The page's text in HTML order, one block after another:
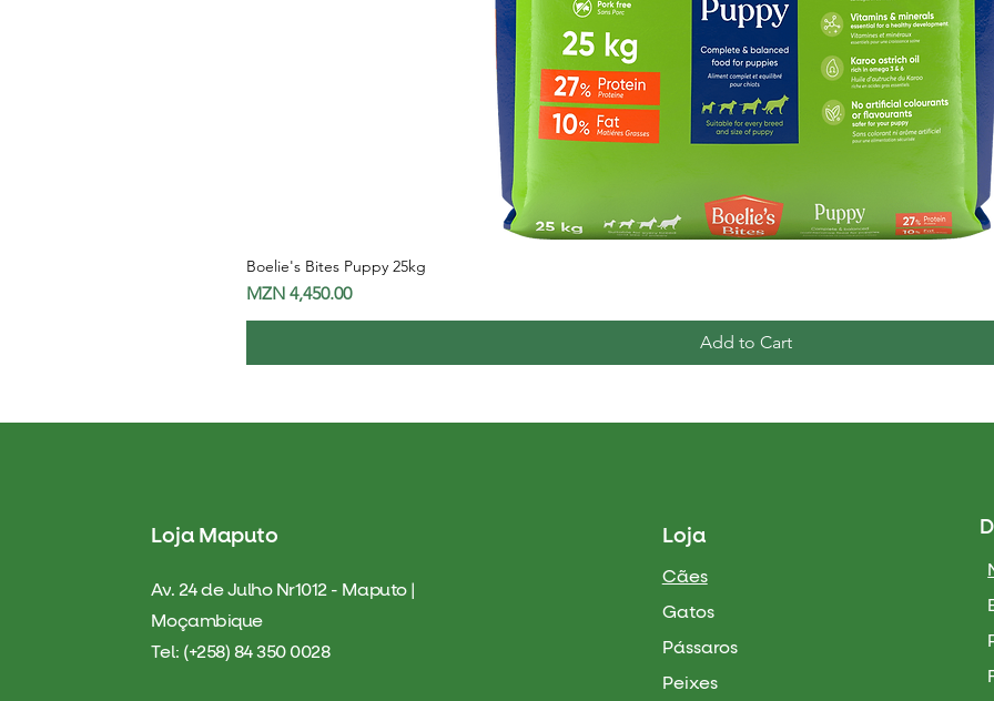
Boelie's Bites Puppy 25kg
Price
MZN 4,450.00
Add to Cart
Loja Maputo
Av. 24 de Julho Nr1012 - Maputo |
Moçambique
Tel: (+258) 84 350 0028
Loja
Cães
Gatos
Pássaros
Peixes